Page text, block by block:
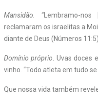
Mansidão.
“Lembramo-
reclamaram os israelitas a
diante de Deus (Números 11:5).
Domínio próprio . Uvas
vinho. “Todo atleta em tudo
Que nossa vida também